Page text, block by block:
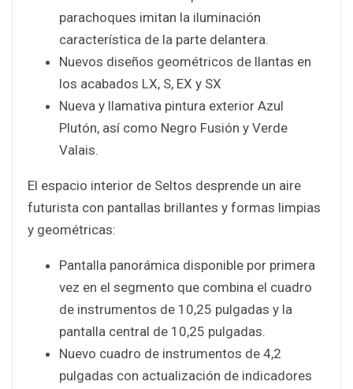
parachoques imitan la iluminación
característica de la parte delantera.
Nuevos diseños geométricos de llantas en
los acabados LX, S, EX y SX
Nueva y llamativa pintura exterior Azul
Plutón, así como Negro Fusión y Verde
Valais.
El espacio interior de Seltos desprende un aire
futurista con pantallas brillantes y formas limpias
y geométricas:
Pantalla panorámica disponible por primera
vez en el segmento que combina el cuadro
de instrumentos de 10,25 pulgadas y la
pantalla central de 10,25 pulgadas.
Nuevo cuadro de instrumentos de 4,2
pulgadas con actualización de indicadores